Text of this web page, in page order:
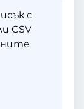
с
CSV